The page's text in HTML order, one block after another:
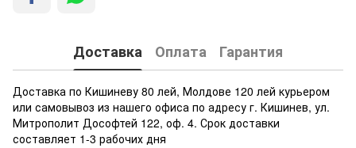
Доставка Оплата Гарантия
Доставка по Кишиневу 80 лей, Молдове 120 лей курьером
или самовывоз из нашего офиса по адресу г. Кишинев, ул.
Митрополит Дософтей 122, оф. 4. Срок доставки
составляет 1-3 рабочих дня